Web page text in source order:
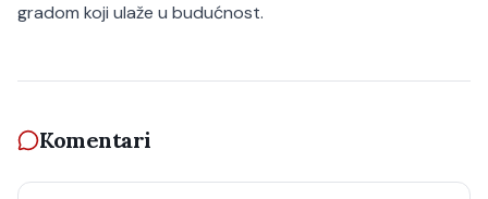
gradom koji ulaže u budućnost.
Komentari